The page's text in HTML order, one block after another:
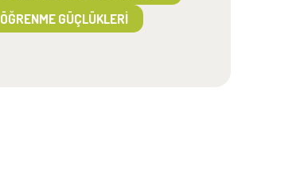
ÖĞRENME GÜÇLÜKLERI